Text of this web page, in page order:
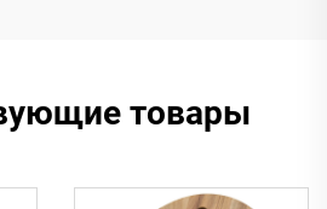
товары